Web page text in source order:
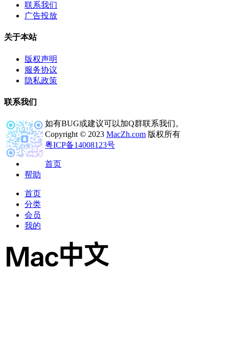
联系我们
广告投放
关于本站
版权声明
服务协议
隐私政策
联系我们
如有BUG或建议可以加Q群联系我们。
Copyright © 2023 MacZh.com 版权所有
粤ICP备14008123号
首页
帮助
首页
分类
会员
我的